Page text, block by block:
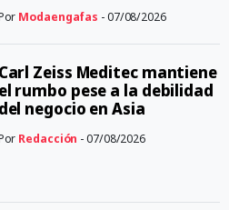
Modaengafas - 07/08/2026
Carl Zeiss Meditec mantiene
el rumbo pese a la debilidad
del negocio en Asia
Redacción - 07/08/2026